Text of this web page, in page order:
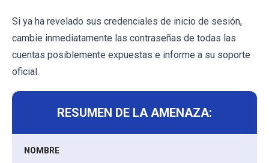
Si ya ha revelado sus credenciales de inicio de sesión,
cambie inmediatamente las contraseñas de todas las
cuentas posiblemente expuestas e informe a su soporte
oficial.
RESUMEN DE LA AMENAZA:
NOMBRE